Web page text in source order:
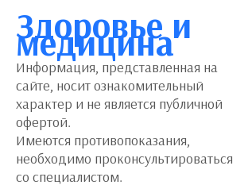
Здоровье и
медицина
Информация, представленная на
сайте, носит ознакомительный
характер и не является публичной
офертой.
Имеются противопоказания,
необходимо проконсультироваться
со специалистом.